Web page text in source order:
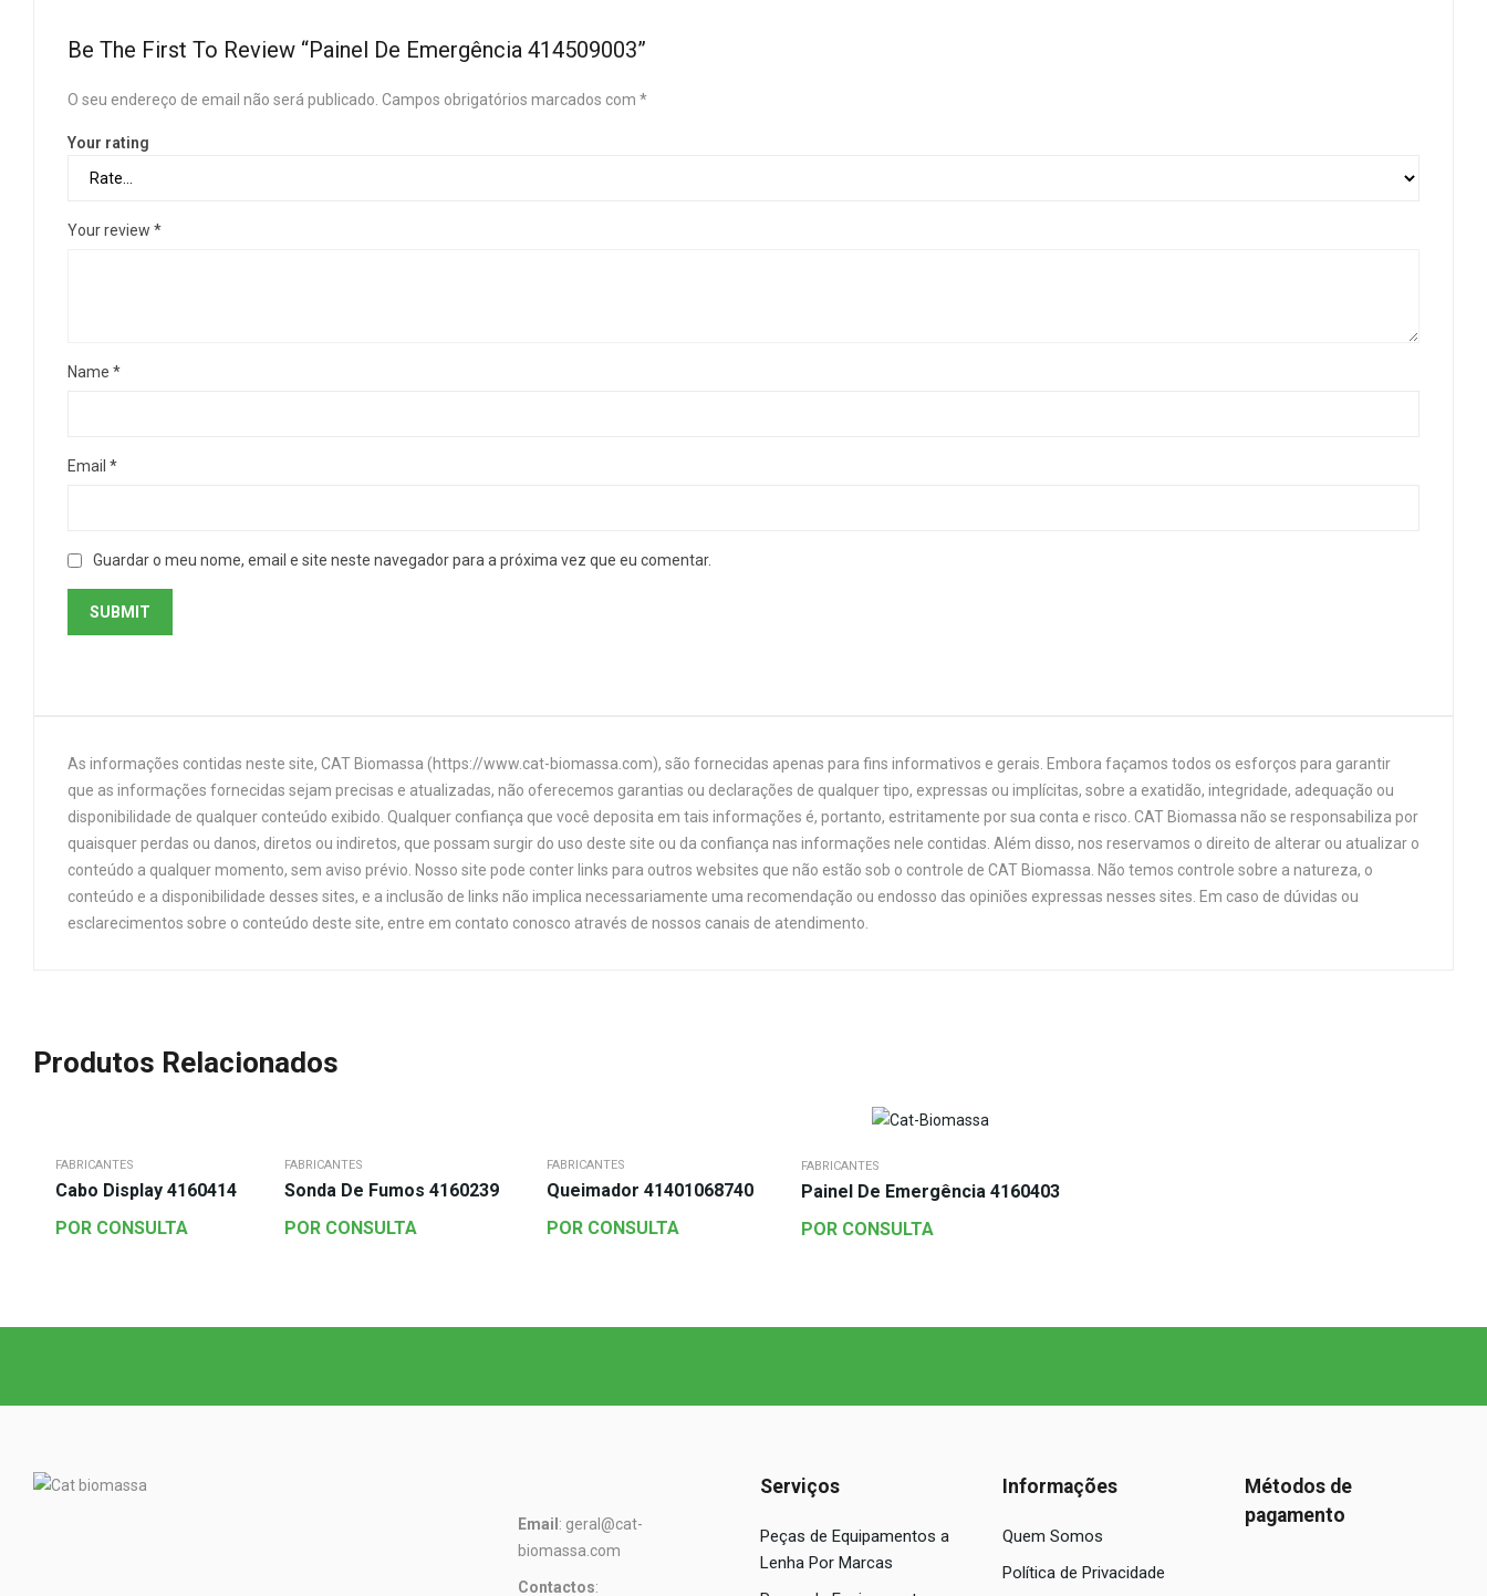
Be The First To Review “Painel De Emergência 414509003”
O seu endereço de email não será publicado. Campos obrigatórios marcados com *
Your rating
Your review *
Name *
Email *
Guardar o meu nome, email e site neste navegador para a próxima vez que eu comentar.
As informações contidas neste site, CAT Biomassa (https://www.cat-biomassa.com), são fornecidas apenas para fins informativos e gerais. Embora façamos todos os esforços para garantir
que as informações fornecidas sejam precisas e atualizadas, não oferecemos garantias ou declarações de qualquer tipo, expressas ou implícitas, sobre a exatidão, integridade, adequação ou
disponibilidade de qualquer conteúdo exibido. Qualquer confiança que você deposita em tais informações é, portanto, estritamente por sua conta e risco. CAT Biomassa não se responsabiliza por
quaisquer perdas ou danos, diretos ou indiretos, que possam surgir do uso deste site ou da confiança nas informações nele contidas. Além disso, nos reservamos o direito de alterar ou atualizar o
conteúdo a qualquer momento, sem aviso prévio. Nosso site pode conter links para outros websites que não estão sob o controle de CAT Biomassa. Não temos controle sobre a natureza, o
conteúdo e a disponibilidade desses sites, e a inclusão de links não implica necessariamente uma recomendação ou endosso das opiniões expressas nesses sites. Em caso de dúvidas ou
esclarecimentos sobre o conteúdo deste site, entre em contato conosco através de nossos canais de atendimento.
Produtos Relacionados
FABRICANTES
Cabo Display 4160414
POR CONSULTA
FABRICANTES
Sonda De Fumos 4160239
POR CONSULTA
FABRICANTES
Queimador 41401068740
POR CONSULTA
FABRICANTES
Painel De Emergência 4160403
POR CONSULTA
Email : geral@cat-
biomassa.com
Contactos:
Serviços
Peças de Equipamentos a
Lenha Por Marcas
Informações
Quem Somos
Política de Privacidade
Métodos de
pagamento